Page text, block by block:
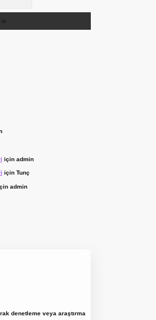
için admin
için Tunç
admin
denetleme veya araştırma